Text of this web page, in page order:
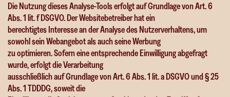
Die Nutzung dieses Analyse-Tools erfolgt auf Grundlage von Art. 6
Abs. 1 lit. f DSGVO. Der Websitebetreiber hat ein
berechtigtes Interesse an der Analyse des Nutzerverhaltens, um
sowohl sein Webangebot als auch seine Werbung
zu optimieren. Sofern eine entsprechende Einwilligung abgefragt
wurde, erfolgt die Verarbeitung
ausschließlich auf Grundlage von Art. 6 Abs. 1 lit. a DSGVO und § 25
Abs. 1 TDDDG, soweit die